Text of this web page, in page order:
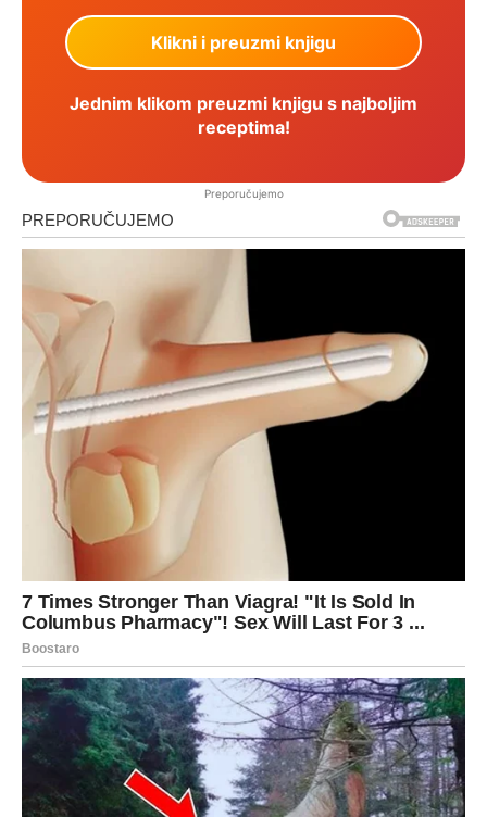
Jednim klikom preuzmi knjigu s najboljim
receptima!
Preporučujemo